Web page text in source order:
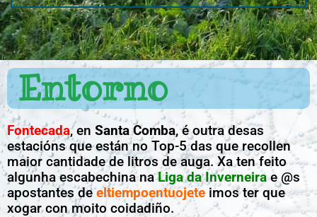
Entorno
Fontecada, en Santa Comba, é outra desas
estacións que están no Top-5 das que recollen
maior cantidade de litros de auga. Xa ten feito
algunha escabechina naLiga da Inverneirae @s
apostantes deeltiempoentuojete imos ter que
xogar con moito coidadiño.